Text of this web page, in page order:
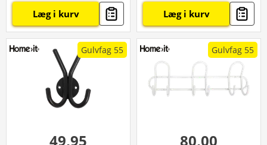
Læg i kurv Læg i kurv
Gulvfag 55
49,95
Gulvfag 55
80,00